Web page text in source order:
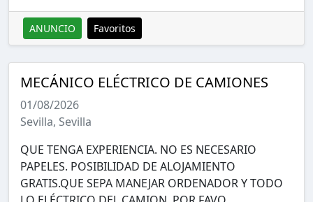
ANUNCIO Favoritos
MECÁNICO ELÉCTRICO DE CAMIONES
01/08/2026
Sevilla, Sevilla
QUE TENGA EXPERIENCIA. NO ES NECESARIO
PAPELES. POSIBILIDAD DE ALOJAMIENTO
GRATIS.QUE SEPA MANEJAR ORDENADOR Y TODO